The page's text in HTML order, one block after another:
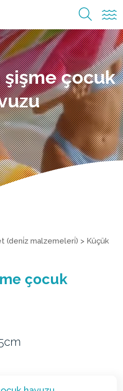
çocuk
(deni̇z malzemeleri̇) > Küçük
çocuk